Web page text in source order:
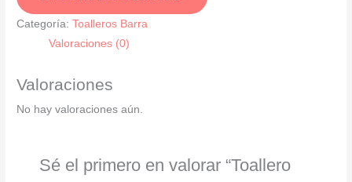
ARGOS
acero
07
Categoría:Toalleros Barra
Valoraciones (0)
Valoraciones
No hay valoraciones aún.
Sé el primero en valorar “Toallero